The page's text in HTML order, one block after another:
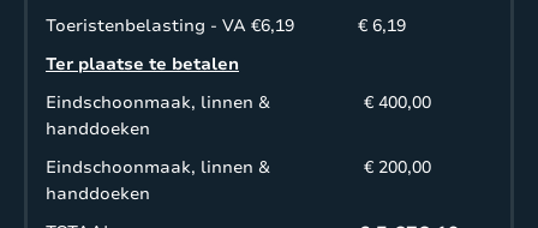
Toeristenbelasting - VA €6,19
€ 6,19
Ter plaatse te betalen
Eindschoonmaak, linnen &
handdoeken
€ 400,00
Eindschoonmaak, linnen &
handdoeken
€ 200,00